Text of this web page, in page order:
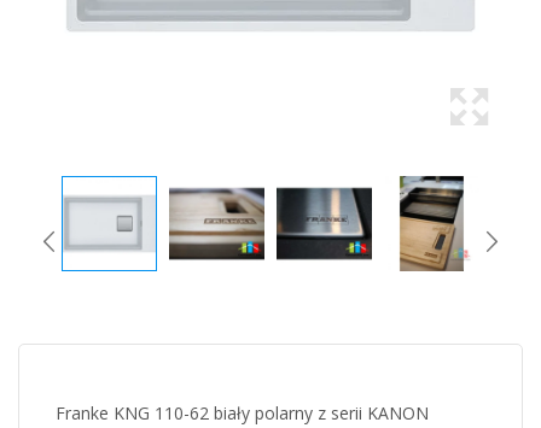
Franke KNG 110-62 biały polarny z serii KANON